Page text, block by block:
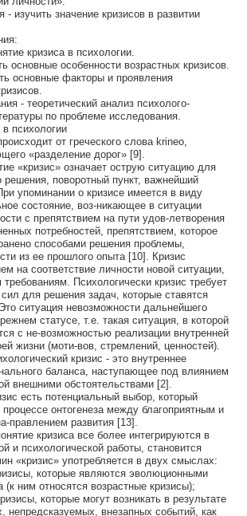
- изучить значение кризисов в развитии
кризиса в психологии.
основные особенности возрастных кризисов.
основные факторы и проявления
- теоретический анализ психолого-
по проблеме исследования.
психологии
от греческого слова krineo,
«разделение дорог» [9].
«кризис» означает острую ситуацию для
решения, поворотный пункт, важнейший
упоминании о кризисе имеется в виду
состояние, воз-никающее в ситуации
с препятствием на пути удов-летворения
потребностей, препятствием, которое
способами решения проблемы,
из ее прошлого опыта [10]. Кризис
на соответствие личности новой ситуации,
Психологически кризис требует
для решения задач, которые ставятся
ситуация невозможности дальнейшего
статусе, т.е. такая ситуация, в которой
с не-возможностью реализации внутренней
жизни (моти-вов, стремлений, ценностей).
кризис - это внутреннее
баланса, наступающее под влиянием
внешними обстоятельствами [2].
есть потенциальный выбор, который
онтогенеза между благоприятным и
правлением развития [13].
кризиса все более интегрируются в
и психологической работы, становится
«кризис» употребляется в двух смыслах:
которые являются эволюционными
(к ним относятся возрастные кризисы);
которые могут возникать в результате
непредсказуемых, внезапных событий, как